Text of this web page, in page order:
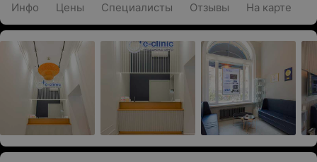
Инфо Цены Специалисты Отзывы На карте